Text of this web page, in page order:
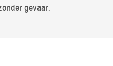
gevaar.